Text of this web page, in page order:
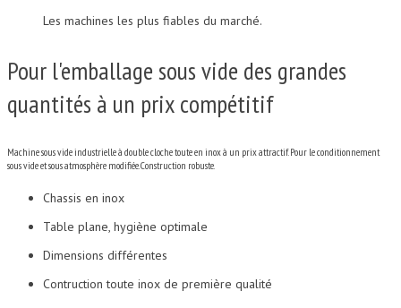
Les machines les plus fiables du marché.
Pour l'emballage sous vide des grandes
quantités à un prix compétitif
Machine sous vide industrielle à double cloche toute en inox à un prix attractif. Pour le conditionnement
sous vide et sous atmosphère modifiée. Construction robuste.
Chassis en inox
Table plane, hygiène optimale
Dimensions différentes
Contruction toute inox de première qualité